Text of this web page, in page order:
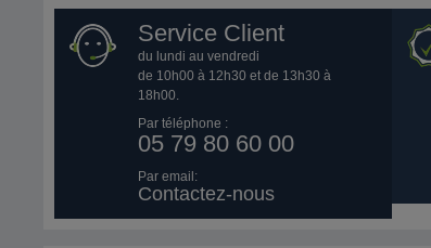
Service Client
du lundi au vendredi
de 10h00 à 12h30 et de 13h30 à
18h00.
Par téléphone :
05 79 80 60 00
Par email:
Contactez-nous